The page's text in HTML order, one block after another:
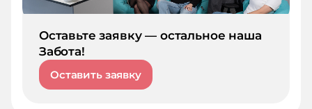
Оставьте заявку — остальное наша
Забота!
Оставить заявку